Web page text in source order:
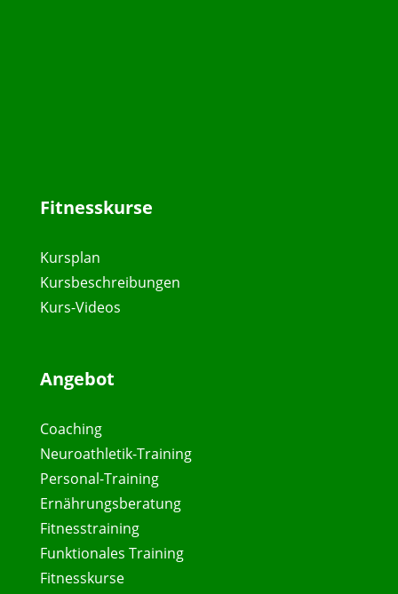
Fitnesskurse
Kursplan
Kursbeschreibungen
Kurs-Videos
Angebot
Coaching
Neuroathletik-Training
Personal-Training
Ernährungsberatung
Fitnesstraining
Funktionales Training
Fitnesskurse